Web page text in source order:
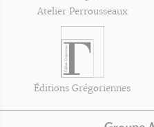
Atelier Perrousseaux
Éditions Grégoriennes